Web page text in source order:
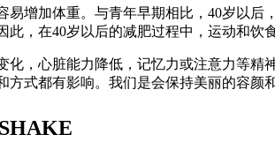
增加体重。与青年早期相比，40岁以后，
，在40岁以后的减肥过程中，运动和饮
化，心脏能力降低，记忆力或注意力等
式都有影响。我们是会保持美丽的容颜